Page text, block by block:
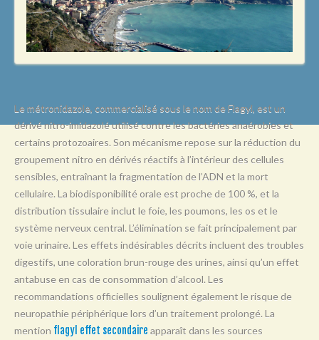
P
Q
R
S
T
U
W
Y
Le métronidazole, commercialisé sous le nom de Flagyl, est un
dérivé nitro-imidazolé utilisé contre les bactéries anaérobies et
certains protozoaires. Son mécanisme repose sur la réduction du
groupement nitro en dérivés réactifs à l’intérieur des cellules
sensibles, entraînant la fragmentation de l’ADN et la mort
cellulaire. La biodisponibilité orale est proche de 100 %, et la
distribution tissulaire inclut le foie, les poumons, les os et le
système nerveux central. L’élimination se fait principalement par
voie urinaire. Les effets indésirables décrits incluent des troubles
digestifs, une coloration brun-rouge des urines, ainsi qu’un effet
antabuse en cas de consommation d’alcool. Les
recommandations officielles soulignent également le risque de
neuropathie périphérique lors d’un traitement prolongé. La
mention flagyl effet secondaire apparaît dans les sources